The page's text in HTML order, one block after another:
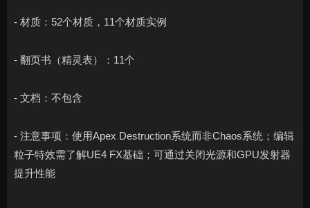
- 材质：52个材质，11个材质实例
- 翻页书（精灵表）：11个
- 文档：不包含
- 注意事项：使用Apex Destruction系统而非Chaos系统；编辑
粒子特效需了解UE4 FX基础；可通过关闭光源和GPU发射器
提升性能